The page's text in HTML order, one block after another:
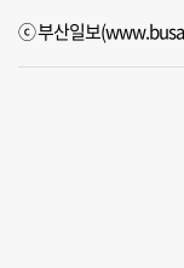
ⓒ 부산일보